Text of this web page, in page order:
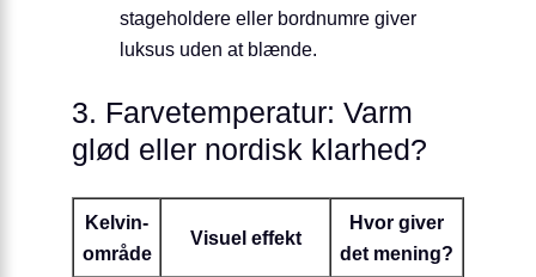
stageholdere eller bordnumre giver
luksus uden at blænde.
3. Farvetemperatur: Varm
glød eller nordisk klarhed?
Kelvin-
område
Visuel effekt
Hvor giver
det mening?